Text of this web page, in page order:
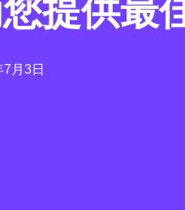
提供最
月3日